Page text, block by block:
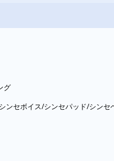
グ
ンセボイス/シンセパッド/シン